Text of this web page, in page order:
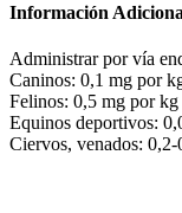
Información
Administrar por vía
Caninos: 0,1 mg por
Felinos: 0,5 mg por
Equinos deportivos:
Ciervos, venados: